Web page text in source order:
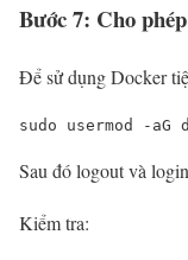
Bước 7: Cho
Để sử dụng Docker
sudo usermod -aG
Sau đó logout và
Kiểm tra: